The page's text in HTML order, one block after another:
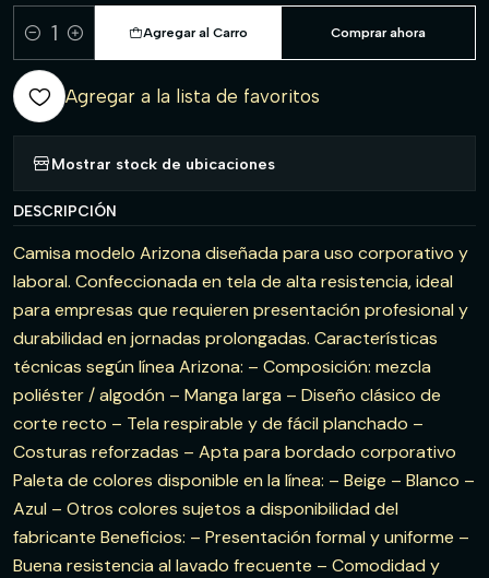
Cantidad
Agregar al Carro Comprar ahora
Agregar a la lista de favoritos
Mostrar stock de ubicaciones
DESCRIPCIÓN
Camisa modelo Arizona diseñada para uso corporativo y
laboral. Confeccionada en tela de alta resistencia, ideal
para empresas que requieren presentación profesional y
durabilidad en jornadas prolongadas. Características
técnicas según línea Arizona: – Composición: mezcla
poliéster / algodón – Manga larga – Diseño clásico de
corte recto – Tela respirable y de fácil planchado –
Costuras reforzadas – Apta para bordado corporativo
Paleta de colores disponible en la línea: – Beige – Blanco –
Azul – Otros colores sujetos a disponibilidad del
fabricante Beneficios: – Presentación formal y uniforme –
Buena resistencia al lavado frecuente – Comodidad y